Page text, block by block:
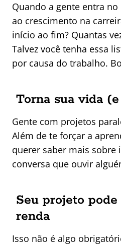
Quando a gente entra
ao crescimento na
início ao fim? Quantas
Talvez você tenha essa
por causa do trabalho.
Torna sua vida
Gente com projetos
Além de te forçar a
querer saber mais sobre
conversa que ouvir
Seu projeto
renda
Isso não é algo